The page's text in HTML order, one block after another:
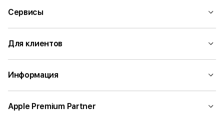
Сервисы
Для клиентов
Информация
Apple Premium Partner